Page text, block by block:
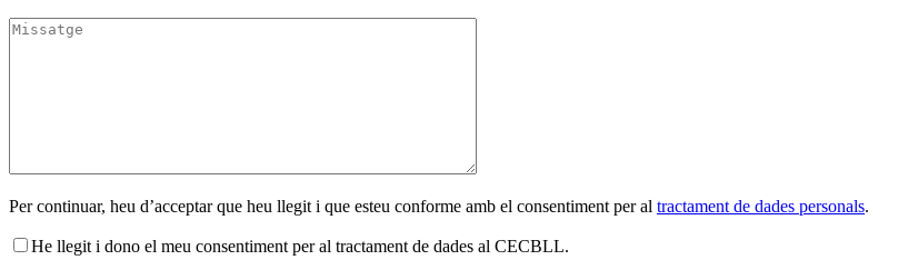
Per continuar, heu d’acceptar que heu llegit i que esteu conforme amb el consentiment per al tractament de dades personals.
He llegit i dono el meu consentiment per al tractament de dades al CECBLL.